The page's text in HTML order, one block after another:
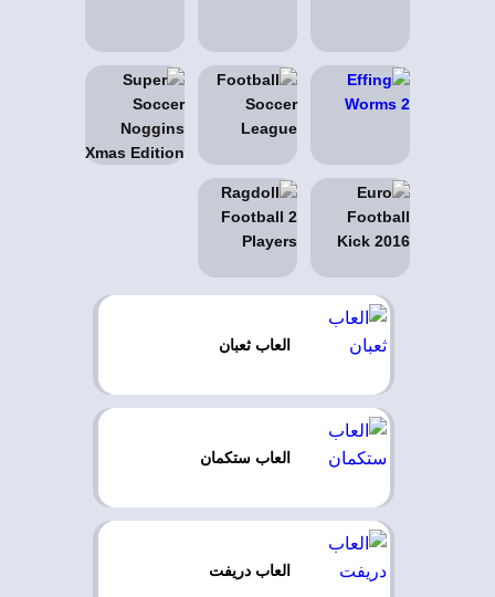
العاب ثعبان
العاب ستكمان
العاب دريفت